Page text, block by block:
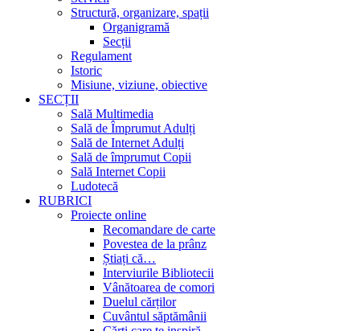
Structură, organizare, spații
Organigramă
Secții
Regulament
Istoric
Misiune, viziune, obiective
SECȚII
Sală Multimedia
Sală de Împrumut Adulți
Sală de Internet Adulți
Sală de împrumut Copii
Sală Internet Copii
Ludotecă
RUBRICI
Proiecte online
Recomandare de carte
Povestea de la prânz
Știați că…
Interviurile Bibliotecii
Vânătoarea de comori
Duelul cărților
Cuvântul săptămânii